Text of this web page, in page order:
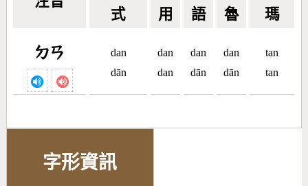
式 用 語 魯 瑪
ㄉㄢ
dan
dān
dan
dan
dan
dān
dan
dān
tan
tan
字形資訊